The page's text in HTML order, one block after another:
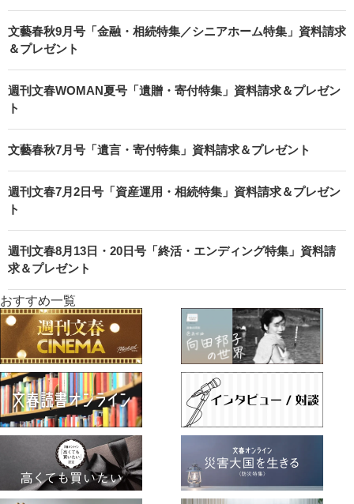
文藝春秋9月号「金融・相続特集／シニアホーム特集」資料請求
＆プレゼント
週刊文春WOMAN夏号「遺贈・寄付特集」資料請求＆プレゼン
ト
文藝春秋7月号「遺言・寄付特集」資料請求＆プレゼント
週刊文春7月2日号「資産運用・相続特集」資料請求＆プレゼン
ト
週刊文春8月13日・20日号「終活・エンディング特集」資料請
求＆プレゼント
おすすめ一覧